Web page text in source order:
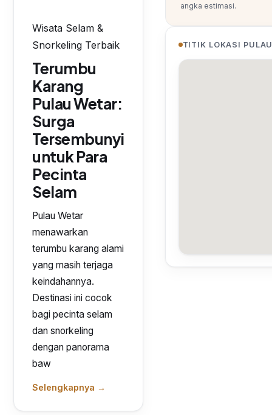
Wisata Selam &
Snorkeling Terbaik
Terumbu
Karang
Pulau Wetar:
Surga
Tersembunyi
untuk Para
Pecinta
Selam
Pulau Wetar
menawarkan
terumbu karang alami
yang masih terjaga
keindahannya.
Destinasi ini cocok
bagi pecinta selam
dan snorkeling
dengan panorama
baw
Selengkapnya →
angka estimasi.
TITIK LOKASI